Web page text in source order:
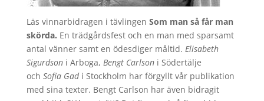
Läs vinnarbidragen i tävlingen Som man så får man
skörda. En trädgårdsfest och en man med sparsamt
antal vänner samt en ödesdiger måltid. Elisabeth
Sigurdsoni Arboga, Bengt Carlsoni Södertälje
och Sofia Gadi Stockholm har förgyllt vår publikation
med sina texter. Bengt Carlson har även bidragit